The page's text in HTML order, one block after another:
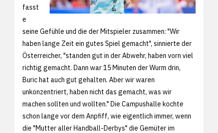
fasst
e
seine Gefühle und die der Mitspieler zusammen: "Wir
haben lange Zeit ein gutes Spiel gemacht", sinnierte der
Österreicher, "standen gut in der Abwehr, haben vorn viel
richtig gemacht. Dann war 15 Minuten der Wurm drin,
Buric hat auch gut gehalten. Aber wir waren
unkonzentriert, haben nicht das gemacht, was wir
machen sollten und wollten." Die Campushalle kochte
schon lange vor dem Anpfiff, wie eigentlich immer, wenn
die "Mutter aller Handball-Derbys" die Gemüter im